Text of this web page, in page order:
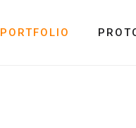
PORTFOLIO